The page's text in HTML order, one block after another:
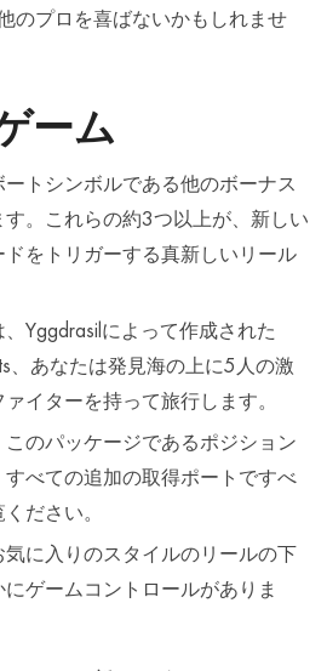
のプロを喜ばないかもしれませ
ーム
ートシンボルである他のボーナス
す。これらの約3つ以上が、新しい
ドをトリガーする真新しいリール
、Yggdrasilによって作成された
、あなたは発見海の上に5人の激
イターを持って旅行します。
のパッケージであるポジション
すべての追加の取得ポートですべ
ださい。
に入りのスタイルのリールの下
ゲームコントロールがありま